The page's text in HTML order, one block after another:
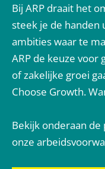
Bij ARP draait het
steek je de handen
ambities waar te
ARP de keuze
of zakelijke groei
Choose Growth.
Bekijk onderaan de
onze